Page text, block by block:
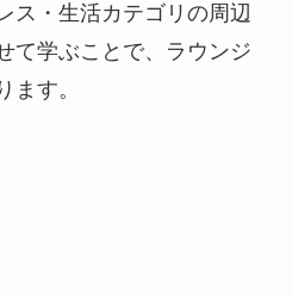
ス・生活カテゴリの周辺
て学ぶことで、ラウンジ
ます。